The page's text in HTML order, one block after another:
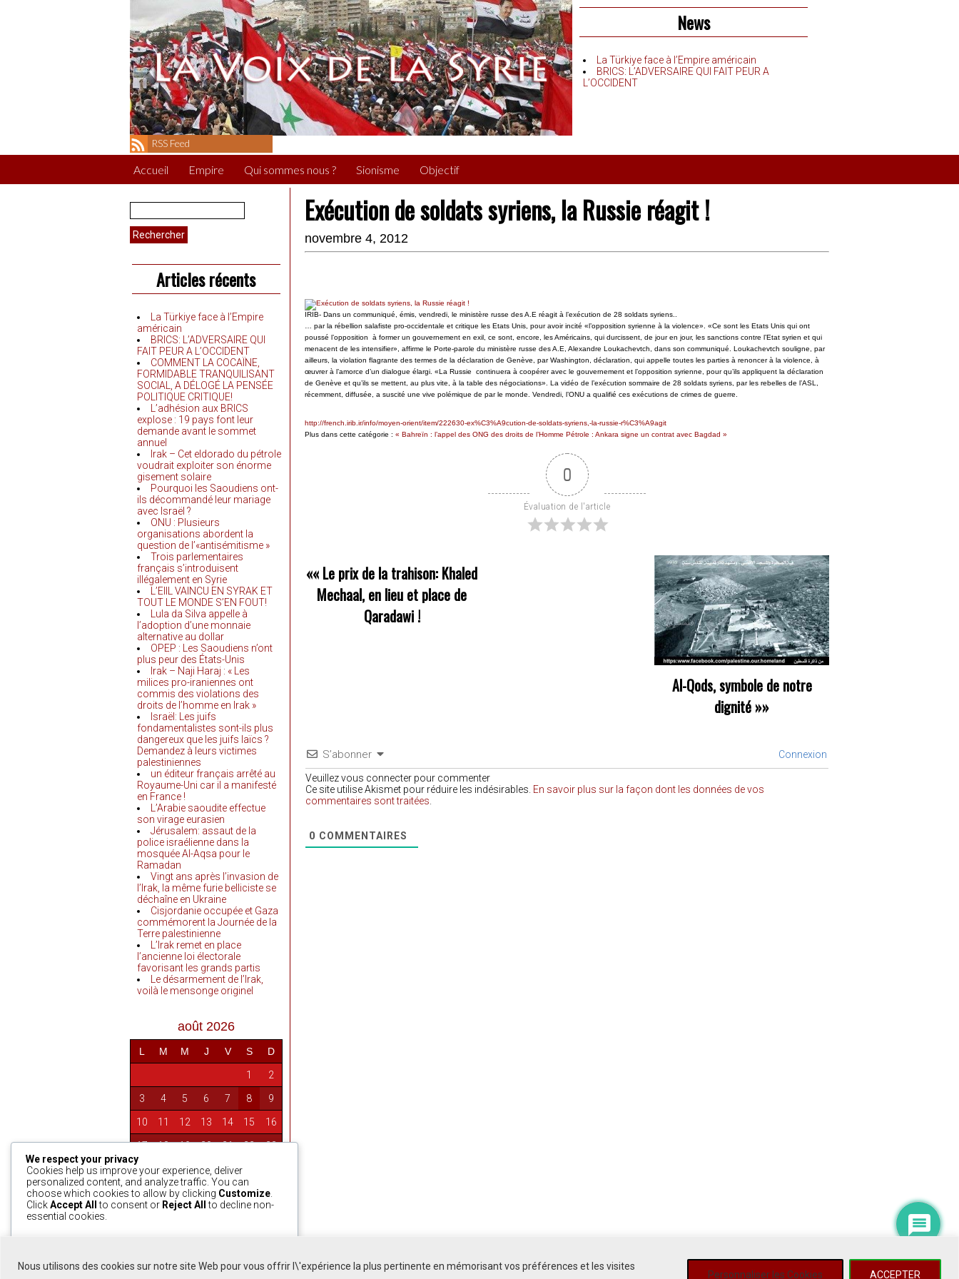
Nous utilisons des cookies sur notre site Web pour vous offrir l\'expérience la plus pertinente en mémorisant vos préférences et les visites
Personnaliser les Cookies ACCEPTER
News
La Türkiye face à l’Empire américain
BRICS: L’ADVERSAIRE QUI FAIT PEUR A
L’OCCIDENT
RSS Feed
Accueil Empire Qui sommes nous ? Sionisme Objectif
Rechercher :
Articles récents
La Türkiye face à l’Empire
américain
BRICS: L’ADVERSAIRE QUI
FAIT PEUR A L’OCCIDENT
COMMENT LA COCAÏNE,
FORMIDABLE TRANQUILISANT
SOCIAL, A DÉLOGÉ LA PENSÉE
POLITIQUE CRITIQUE!
L’adhésion aux BRICS
explose : 19 pays font leur
demande avant le sommet
annuel
Irak – Cet eldorado du pétrole
voudrait exploiter son énorme
gisement solaire
Pourquoi les Saoudiens ont-
ils décommandé leur mariage
avec Israël ?
ONU : Plusieurs
organisations abordent la
question de l’«antisémitisme »
Trois parlementaires
français s’introduisent
illégalement en Syrie
L’EIIL VAINCU EN SYRAK ET
TOUT LE MONDE S’EN FOUT!
Lula da Silva appelle à
l’adoption d’une monnaie
alternative au dollar
OPEP : Les Saoudiens n’ont
plus peur des États-Unis
Irak – Naji Haraj : « Les
milices pro-iraniennes ont
commis des violations des
droits de l’homme en Irak »
Israël: Les juifs
fondamentalistes sont-ils plus
dangereux que les juifs laïcs ?
Demandez à leurs victimes
palestiniennes
un éditeur français arrêté au
Royaume-Uni car il a manifesté
en France !
L’Arabie saoudite effectue
son virage eurasien
Jérusalem: assaut de la
police israélienne dans la
mosquée Al-Aqsa pour le
Ramadan
Vingt ans après l’invasion de
l’Irak, la même furie belliciste se
déchaîne en Ukraine
Cisjordanie occupée et Gaza
commémorent la Journée de la
Terre palestinienne
L’Irak remet en place
l’ancienne loi électorale
favorisant les grands partis
Le désarmement de l’Irak,
voilà le mensonge originel
août 2026
L M M J V S D
1 2
3 4 5 6 7 8 9
10 11 12 13 14 15 16
17 18 19 20 21 22 23
24 25 26 27 28
31
Exécution de soldats syriens, la Russie réagit !
novembre 4, 2012
IRIB- Dans un communiqué, émis, vendredi, le ministère russe des A.E réagit à l’exécution de 28 soldats syriens..
… par la rébellion salafiste pro-occidentale et critique les Etats Unis, pour avoir incité «l’opposition syrienne à la violence». «Ce sont les Etats Unis qui ont
poussé l’opposition à former un gouvernement en exil, ce sont, encore, les Américains, qui durcissent, de jour en jour, les sanctions contre l’Etat syrien et qui
menacent de les intensifier», affirme le Porte-parole du ministère russe des A.E, Alexandre Loukachevtch, dans son communiqué. Loukachevtch souligne, par
ailleurs, la violation flagrante des termes de la déclaration de Genève, par Washington, déclaration, qui appelle toutes les parties à renoncer à la violence, à
œuvrer à l’amorce d’un dialogue élargi. «La Russie continuera à coopérer avec le gouvernement et l’opposition syrienne, pour qu’ils appliquent la déclaration
de Genève et qu’ils se mettent, au plus vite, à la table des négociations». La vidéo de l’exécution sommaire de 28 soldats syriens, par les rebelles de l’ASL,
récemment, diffusée, a suscité une vive polémique de par le monde. Vendredi, l’ONU a qualifié ces exécutions de crimes de guerre.
http://french.irib.ir/info/moyen-orient/item/222630-ex%C3%A9cution-de-soldats-syriens,-la-russie-r%C3%A9agit
Plus dans cette catégorie : « Bahreïn : l’appel des ONG des droits de l’Homme Pétrole : Ankara signe un contrat avec Bagdad »
0
Évaluation de l'article
«« Le prix de la trahison: Khaled
Mechaal, en lieu et place de
Qaradawi !
Al-Qods, symbole de notre
dignité »»
S’abonner Connexion
Veuillez vous connecter pour commenter
Ce site utilise Akismet pour réduire les indésirables. En savoir plus sur la façon dont les données de vos
commentaires sont traitées
0 COMMENTAIRES
We respect your privacy
Cookies help us improve your experience, deliver
personalized content, and analyze traffic. You can
choose which cookies to allow by clicking Customize
ClickAccept All to consent or Reject All
to decline non-
essential cookies.
Powered by